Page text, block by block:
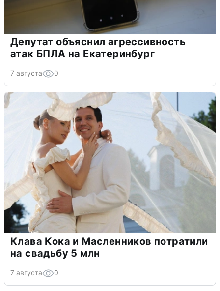
Депутат объяснил агрессивность
атак БПЛА на Екатеринбург
7 августа 0
Клава Кока и Масленников потратили
на свадьбу 5 млн
7 августа 0